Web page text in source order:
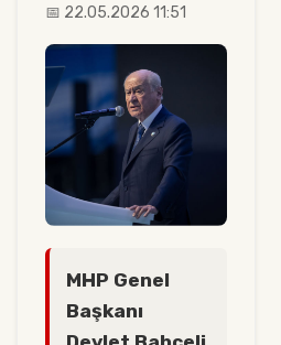
📅 22.05.2026 11:51
MHP Genel
Başkanı